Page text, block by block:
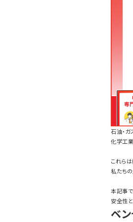
石油・ガ
化学工
これら
私たち
本記事で
安全性
ベ